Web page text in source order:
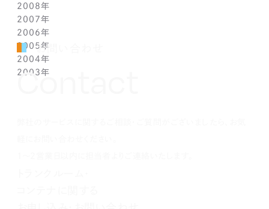
2月(1)
1月(1)
4月(1)
3月(1)
2月(1)
1月(1)
5月(1)
4月(1)
3月(1)
2月(1)
1月(1)
6月(1)
5月(1)
4月(1)
3月(1)
2月(1)
1月(1)
7月(1)
6月(1)
5月(1)
4月(1)
3月(1)
2月(1)
8月(1)
7月(1)
6月(1)
5月(1)
4月(1)
3月(1)
9月(1)
8月(1)
7月(1)
6月(1)
5月(1)
4月(1)
10月(1)
9月(1)
8月(1)
7月(1)
6月(1)
5月(1)
11月(1)
10月(1)
9月(1)
8月(1)
7月(1)
6月(1)
12月(1)
11月(1)
10月(1)
9月(1)
8月(1)
7月(1)
2008年
12月(1)
11月(1)
10月(1)
9月(1)
8月(1)
2007年
12月(1)
11月(1)
10月(1)
9月(1)
2006年
12月(1)
11月(1)
10月(1)
2005年
12月(1)
11月(1)
2004年
12月(1)
2003年
お問い合わせ
Contact